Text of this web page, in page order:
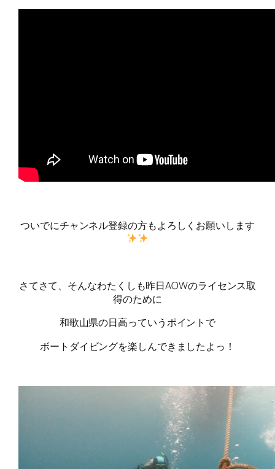
ついでにチャンネル登録の方もよろしくお願いします
さてさて、そんなわたくしも昨日AOWのライセンス取
得のために
和歌山県の日高っていうポイントで
ボートダイビングを楽しんできましたよっ！